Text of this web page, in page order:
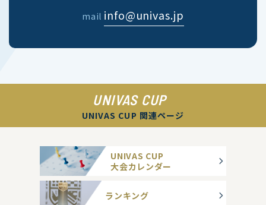
mail info@univas.jp
UNIVAS CUP
UNIVAS CUP 関連ページ
UNIVAS CUP
大会カレンダー
ランキング